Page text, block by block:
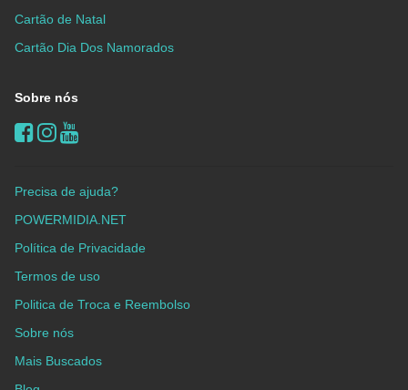
Cartão de Natal
Cartão Dia Dos Namorados
Sobre nós
Precisa de ajuda?
POWERMIDIA.NET
Política de Privacidade
Termos de uso
Politica de Troca e Reembolso
Sobre nós
Mais Buscados